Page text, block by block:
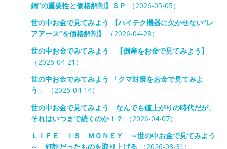
銅”の重要性と価格解剖】ＳＰ
（2026-05-05）
世の中お金で見てみよう 【ハイテク機器に欠かせない“レ
アアース”を価格解剖】
（2026-04-28）
世の中お金でみてみよう 【倒産をお金で見てみよう】
（2026-04-21）
世の中お金でみてみよう 「クマ対策をお金で見てみよ
う」
（2026-04-14）
世の中お金で見てみよう なんでも値上がりの時代だが、
それはいつまで続くのか！？
（2026-04-07）
ＬＩＦＥ ＩＳ ＭＯＮＥＹ ～世の中お金で見てみよう
～ 好評だったものを取り上げる （2026-03-31）